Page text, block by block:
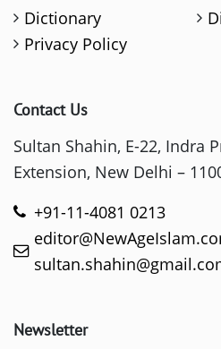
Dictionary
Privacy Policy
Contact Us
Sultan Shahin, E-22, Indra
Extension, New Delhi –
+91-11-4081 0213
Newsletter